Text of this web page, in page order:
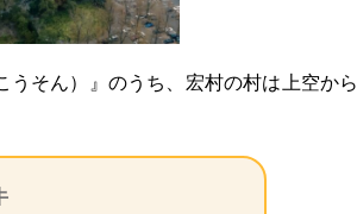
そん）』のうち、宏村の村は上空から